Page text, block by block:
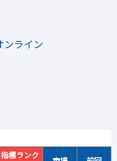
指標ランク